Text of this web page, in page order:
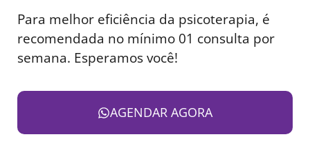
Para melhor eficiência da psicoterapia, é
recomendada no mínimo 01 consulta por
semana. Esperamos você!
AGENDAR AGORA